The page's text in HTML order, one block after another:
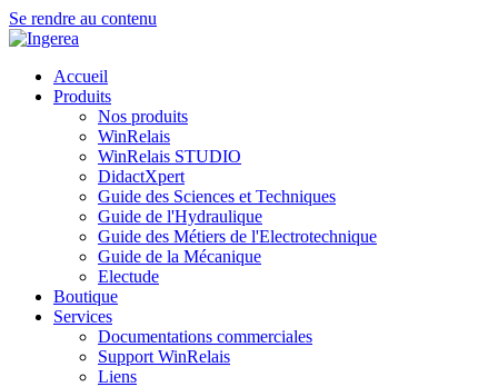
Se rendre au contenu
Accueil
Produits
Nos produits
WinRelais
WinRelais STUDIO
DidactXpert
Guide des Sciences et Techniques
Guide de l'Hydraulique
Guide des Métiers de l'Electrotechnique
Guide de la Mécanique
Electude
Boutique
Services
Documentations commerciales
Support WinRelais
Liens